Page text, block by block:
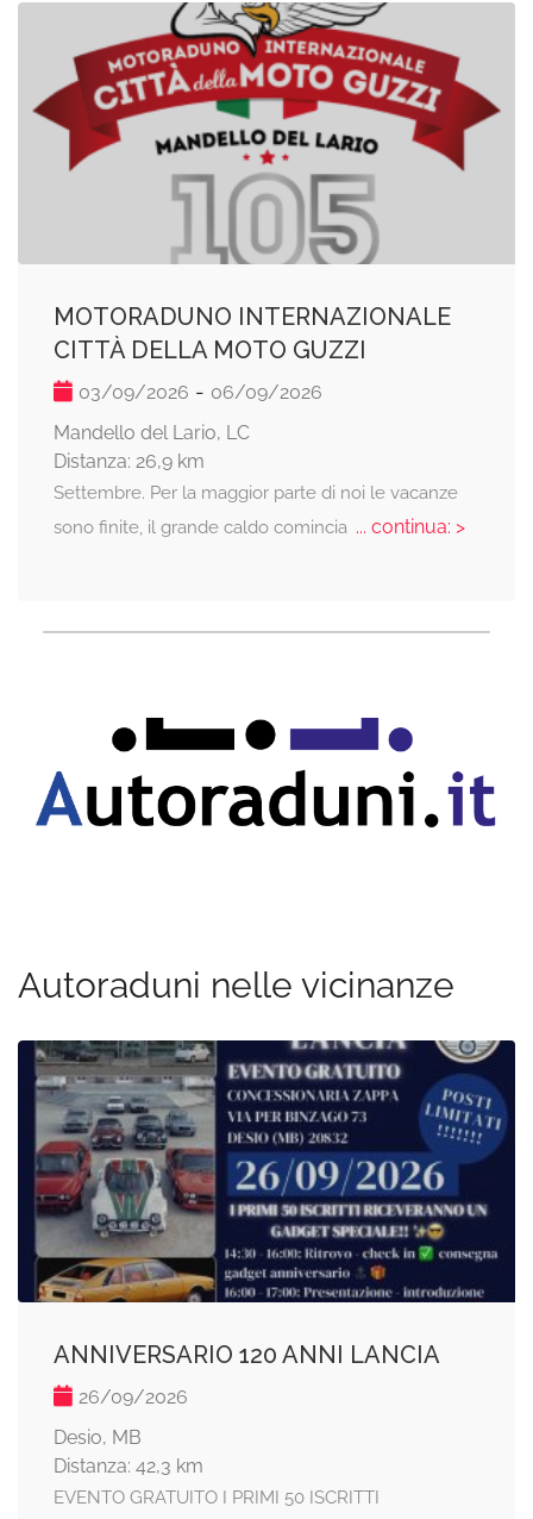
MOTORADUNO INTERNAZIONALE
CITTÀ DELLA MOTO GUZZI
03/09/2026 - 06/09/2026
Mandello del Lario, LC
Distanza: 26,9 km
Settembre. Per la maggior parte di noi le vacanze
sono finite, il grande caldo comincia... continua: >
Autoraduni nelle vicinanze
ANNIVERSARIO 120 ANNI LANCIA
26/09/2026
Desio, MB
Distanza: 42,3 km
EVENTO GRATUITO I PRIMI 50 ISCRITTI